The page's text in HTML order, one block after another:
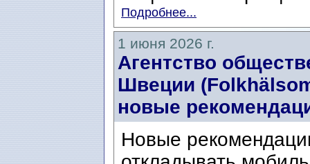
Подробнее...
1 июня 2026 г.
Агентство
Швеции
новые
Новые